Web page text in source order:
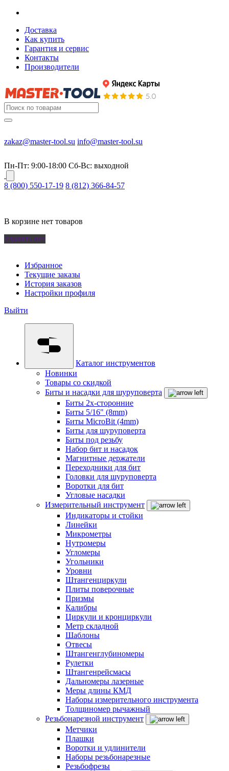
Доставка
Как купить
Гарантия и сервис
Контакты
Производители
zakaz@master-tool.su info@master-tool.su
Пн-Пт: 9:00-18:00 Cб-Вс: выходной
8 (800) 550-17-19 8 (812) 366-84-57
В корзине нет товаров
Удалить все
Избранное
Текущие заказы
История заказов
Настройки профиля
Выйти
Каталог инструментов
Новинки
Товары со скидкой
Биты и насадки для шуруповерта
Биты 2х-сторонние
Биты 5/16" (8mm)
Биты MicroBit (4mm)
Биты для шуруповерта
Биты под резьбу
Набор бит и насадок
Магнитные держатели
Переходники для бит
Головки для шуруповерта
Воротки для бит
Угловые насадки
Измерительный инструмент
Индикаторы и стойки
Линейки
Микрометры
Нутромеры
Угломеры
Угольники
Уровни
Штангенциркули
Плиты поверочные
Призмы
Калибры
Циркули и кронциркули
Метр складной
Шаблоны
Отвесы
Штангенглубиномеры
Рулетки
Штангенрейсмасы
Дальномеры лазерные
Меры длины КМД
Наборы измерительного инструмента
Толщиномер рычажный
Резьбонарезной инструмент
Метчики
Плашки
Воротки и удлинители
Наборы резьбонарезные
Резьбофрезы